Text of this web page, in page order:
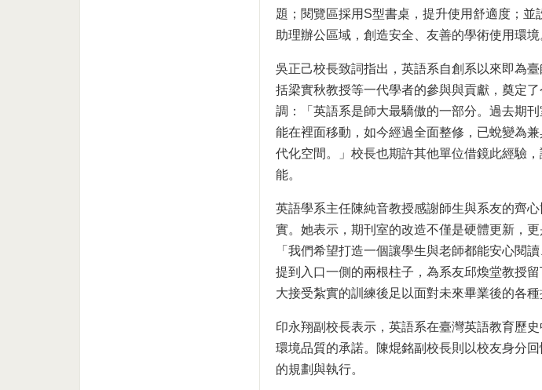
題；閱覽區採用S型書桌，提升使用舒適度；並
助理辦公區域，創造安全、友善的學術使用環境
吳正己校長致詞指出，英語系自創系以來即為
括梁實秋教授等一代學者的參與與貢獻，奠定
調：「英語系是師大最驕傲的一部分。過去期
能在裡面移動，如今經過全面整修，已蛻變為
代化空間。」校長也期許其他單位借鏡此經驗
能。
英語學系主任陳純音教授感謝師生與系友的齊
實。她表示，期刊室的改造不僅是硬體更新，更
「我們希望打造一個讓學生與老師都能安心閱
提到入口一側的兩根柱子，為系友邱煥堂教授
大接受紮實的訓練後足以面對未來畢業後的各種
印永翔副校長表示，英語系在臺灣英語教育歷
環境品質的承諾。陳焜銘副校長則以校友身分
的規劃與執行。